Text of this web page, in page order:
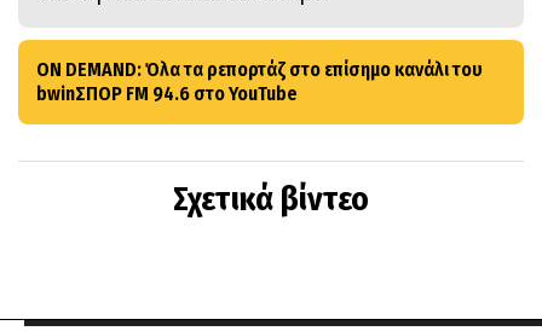
ON DEMAND: Όλα τα ρεπορτάζ στο επίσημο κανάλι του
bwinΣΠΟΡ FM 94.6 στο YouTube
Σχετικά βίντεο